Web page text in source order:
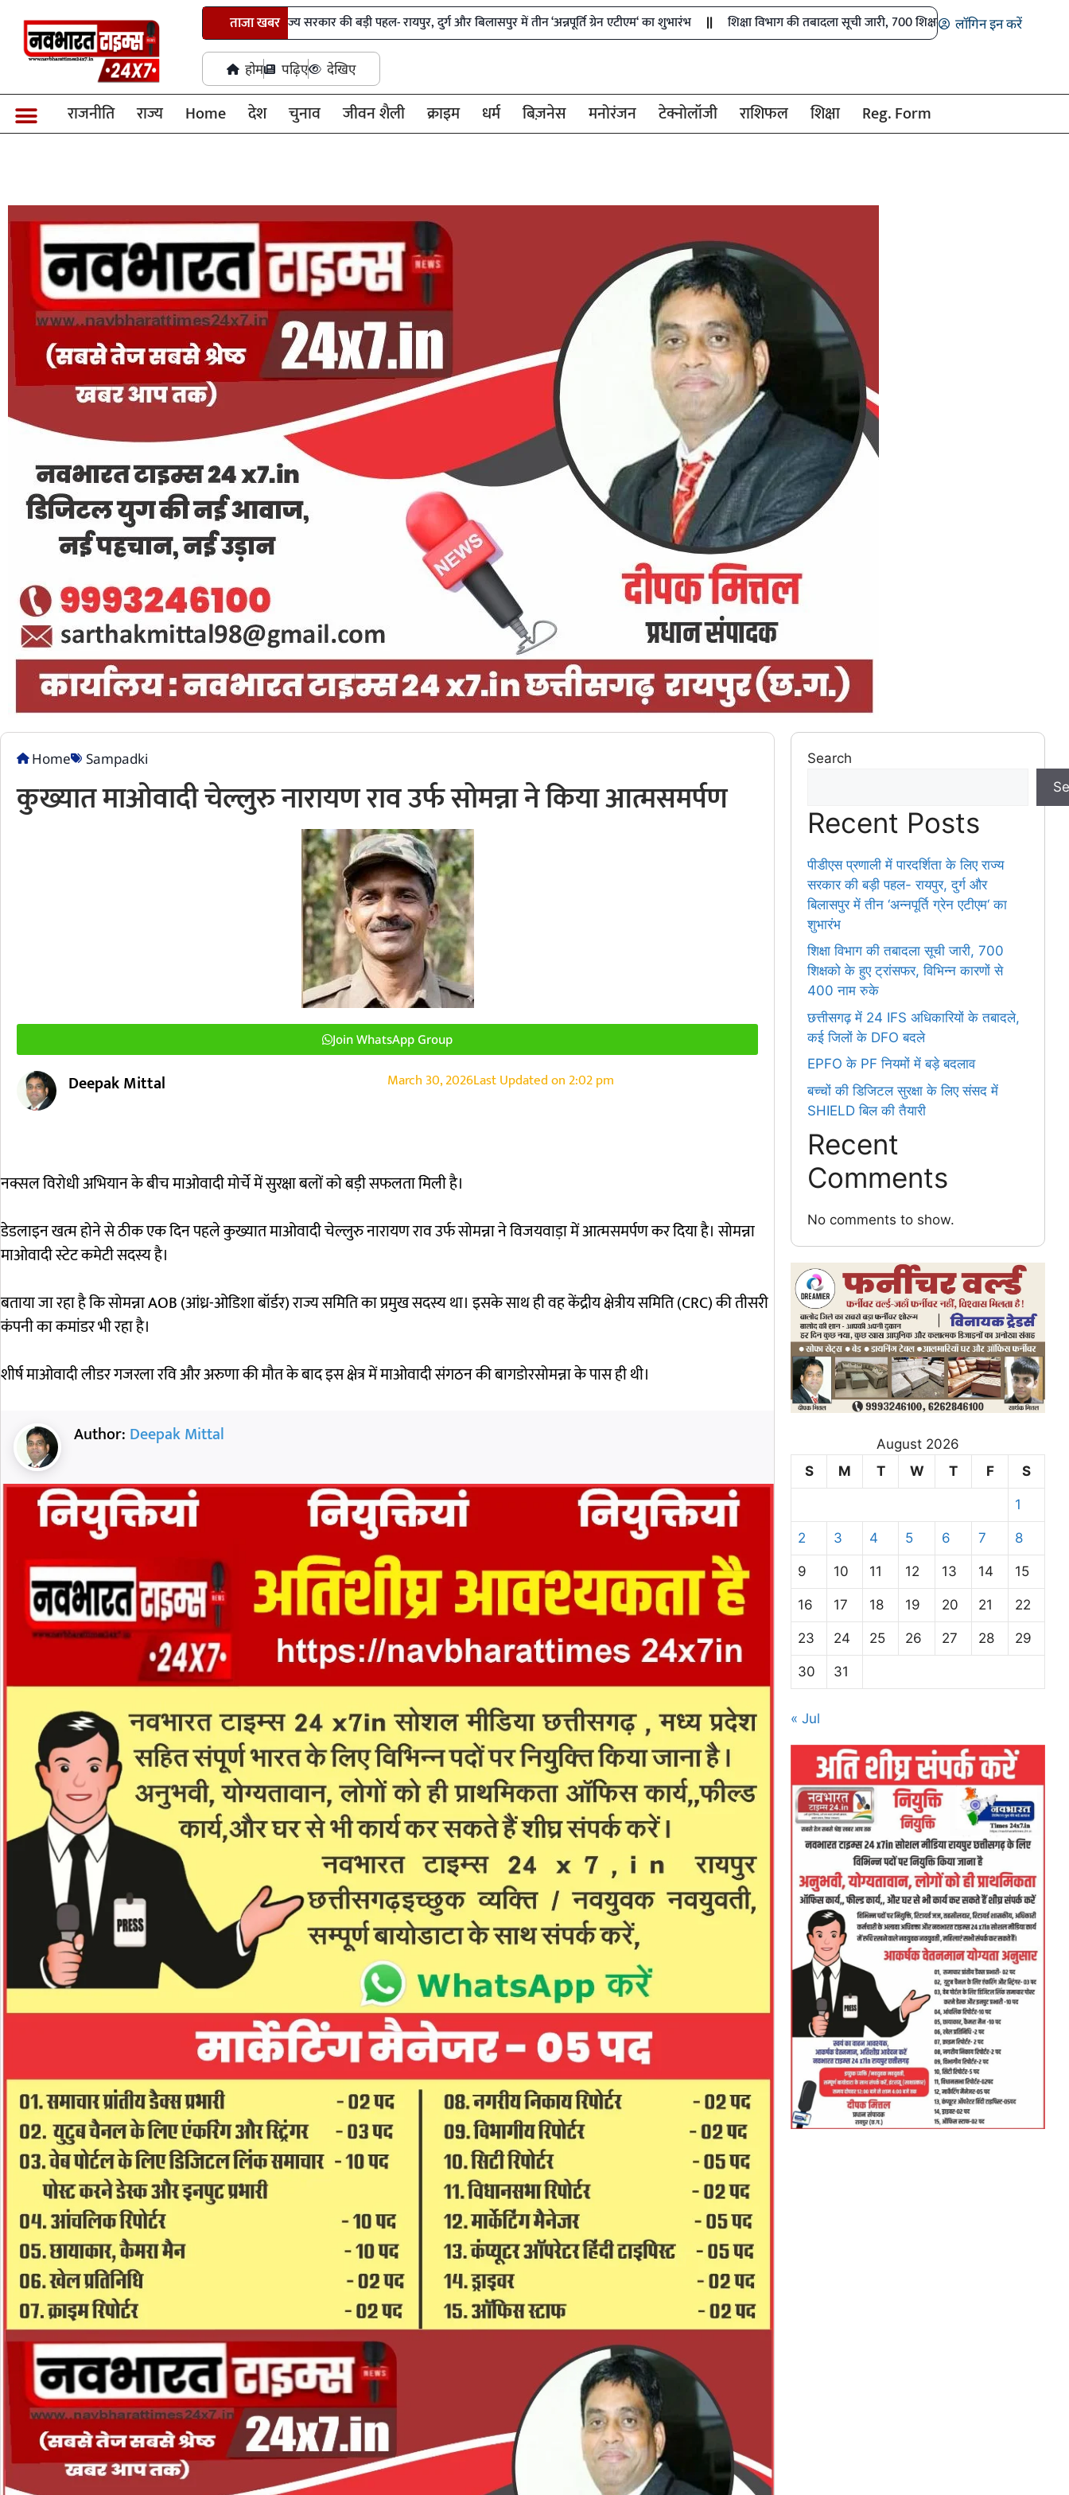
ताजा खबर
पीडीएस प्रणाली में पारदर्शिता के लिए राज्य सरकार की बड़ी पहल- रायपुर, दुर्ग और बिलासपुर में तीन ‘अन्नपूर्ति ग्रेन एटीएम‘ का शुभारंभ शिक्षा विभाग की तबादला सूची जारी, 700 शिक्षको के हुए ट्रांसफर, विभिन्न कारणों से 400
लॉगिन इन करें
होम पढ़िए देखिए
राजनीति राज्य Home देश चुनाव जीवन शैली क्राइम धर्म बिज़नेस मनोरंजन टेक्नोलॉजी राशिफल शिक्षा Reg. Form
Home Sampadki
कुख्यात माओवादी चेल्लुरु नारायण राव उर्फ सोमन्ना ने किया आत्मसमर्पण
Join WhatsApp Group
Deepak Mittal March 30, 2026Last Updated on2:02 pm
नक्सल विरोधी अभियान के बीच माओवादी मोर्चे में सुरक्षा बलों को बड़ी सफलता मिली है।
डेडलाइन खत्म होने से ठीक एक दिन पहले कुख्यात माओवादी चेल्लुरु नारायण राव उर्फ सोमन्ना ने विजयवाड़ा में आत्मसमर्पण कर दिया है। सोमन्ना
माओवादी स्टेट कमेटी सदस्य है।
बताया जा रहा है कि सोमन्ना AOB (आंध्र-ओडिशा बॉर्डर) राज्य समिति का प्रमुख सदस्य था। इसके साथ ही वह केंद्रीय क्षेत्रीय समिति (CRC) की तीसरी
कंपनी का कमांडर भी रहा है।
शीर्ष माओवादी लीडर गजरला रवि और अरुणा की मौत के बाद इस क्षेत्र में माओवादी संगठन की बागडोरसोमन्ना के पास ही थी।
Author: Deepak Mittal
Search
Recent Posts
पीडीएस प्रणाली में पारदर्शिता के लिए राज्य
सरकार की बड़ी पहल- रायपुर, दुर्ग और
बिलासपुर में तीन ‘अन्नपूर्ति ग्रेन एटीएम‘ का
शुभारंभ
शिक्षा विभाग की तबादला सूची जारी, 700
शिक्षको के हुए ट्रांसफर, विभिन्न कारणों से
400 नाम रुके
छत्तीसगढ़ में 24 IFS अधिकारियों के तबादले,
कई जिलों के DFO बदले
EPFO के PF नियमों में बड़े बदलाव
बच्चों की डिजिटल सुरक्षा के लिए संसद में
SHIELD बिल की तैयारी
Recent
Comments
No comments to show.
August 2026
S
M T W T F S
1
2 3 4 5 6 7 8
9 10 11 12 13 14 15
16 17 18 19 20 21 22
23 24 25 26 27 28 29
30 31
« Jul